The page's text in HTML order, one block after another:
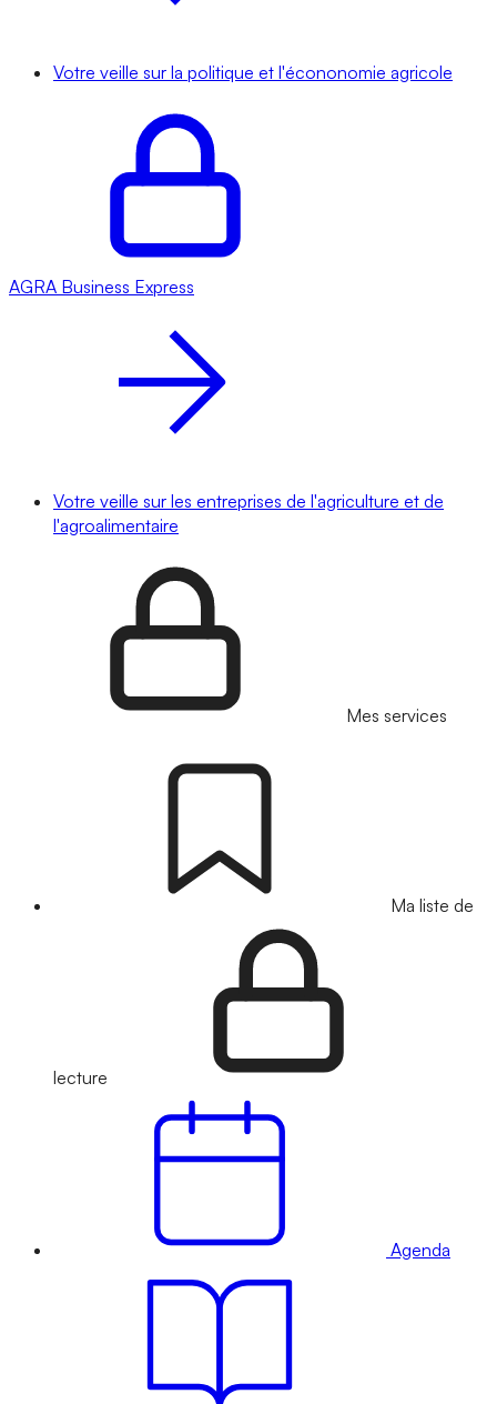
Votre veille sur la politique et l'écononomie agricole
AGRA Business Express
Votre veille sur les entreprises de l'agriculture et de
l'agroalimentaire
Mes services
Ma liste de
lecture
Agenda